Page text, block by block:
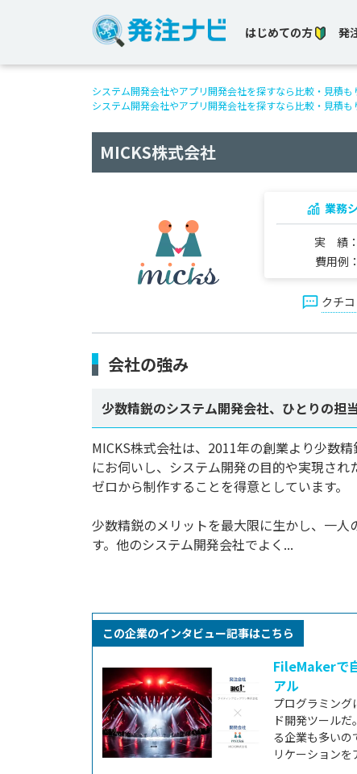
はじめての方 発
システム開発会社やアプリ開発会社を探すなら比較・見積も
システム開発会社やアプリ開発会社を探すなら比較・見積も
MICKS株式会社
業務
実 績：
費用例：
クチコ
会社の強み
少数精鋭のシステム開発会社、ひとりの担
MICKS株式会社は、2011年の創業より少数
にお伺いし、システム開発の目的や実現さ
ゼロから制作することを得意としています。
少数精鋭のメリットを最大限に生かし、一
す。他のシステム開発会社でよく...
この企業のインタビュー記事はこちら
FileMakerで
アル
プログラミン
ド開発ツール
る企業も多いの
リケーション